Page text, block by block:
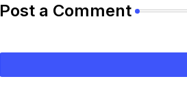
Post a Comment